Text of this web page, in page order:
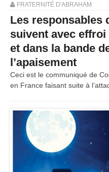
FRATERNITÉ D'ABRAHAM
Les responsables
suivent avec
et dans la bande
l’apaisement
Ceci est le communiqué de
en France faisant suite à